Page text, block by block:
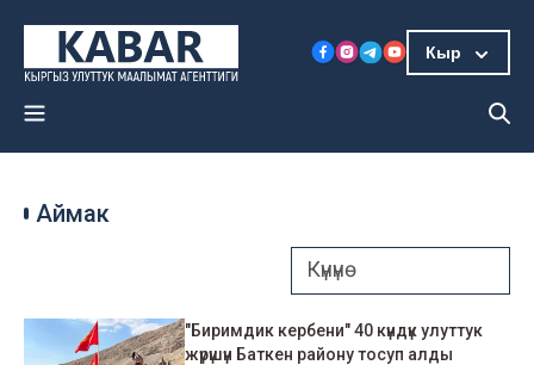
Кыр
Аймак
"Биримдик кербени" 40 күндүк улуттук
жүрүшүн Баткен району тосуп алды